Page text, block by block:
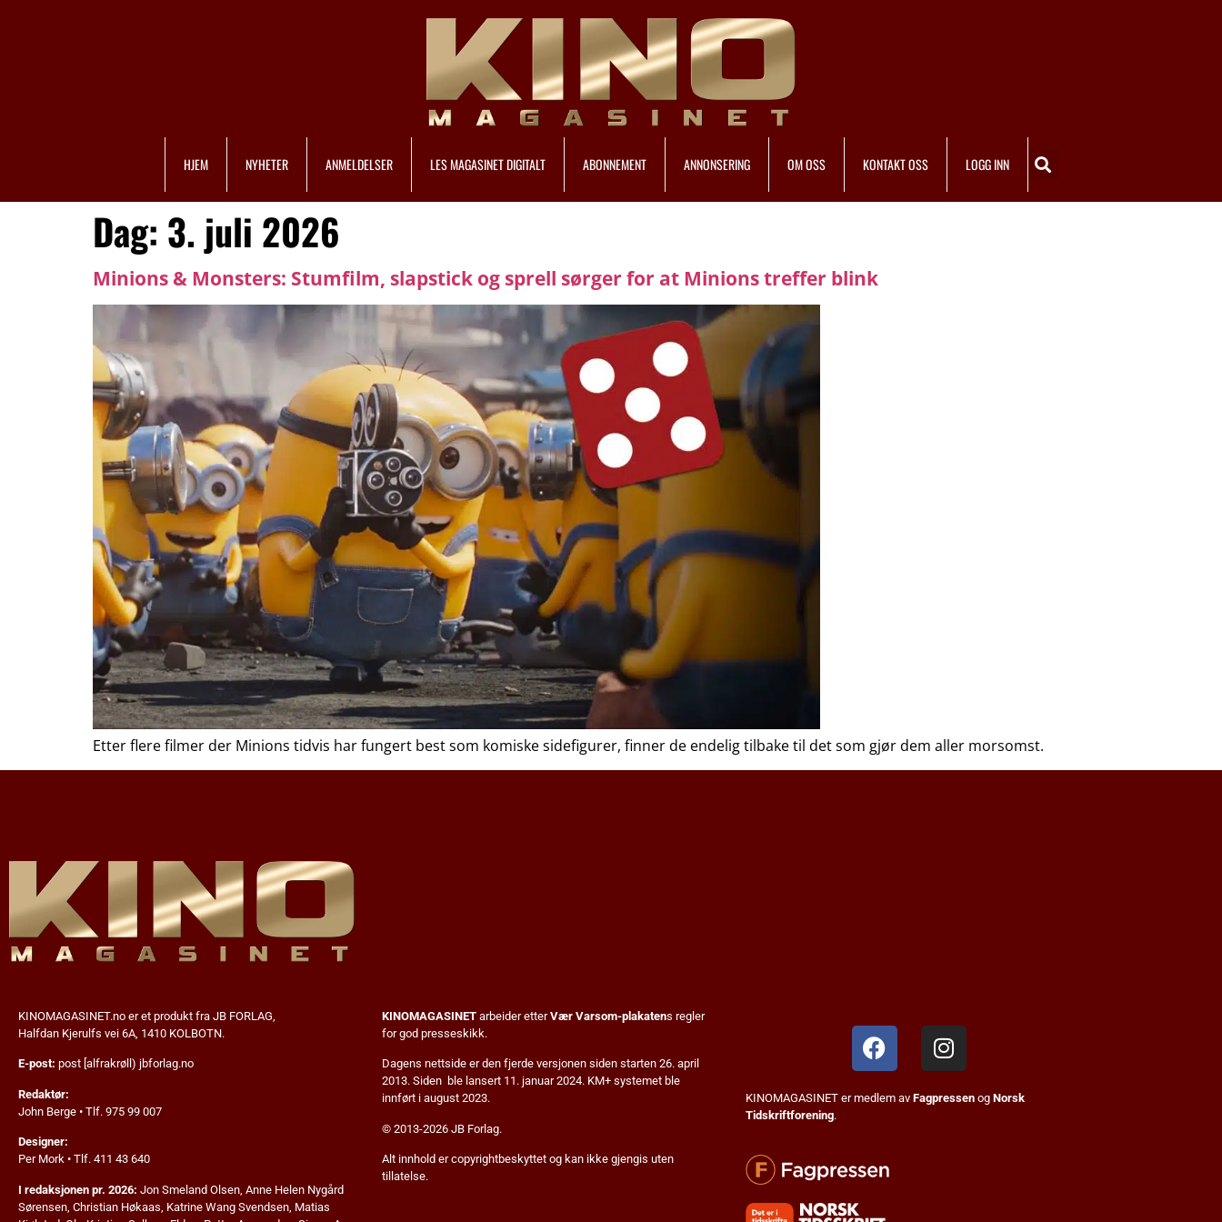
HJEM NYHETER ANMELDELSER LES MAGASINET DIGITALT ABONNEMENT ANNONSERING OM OSS KONTAKT OSS LOGG INN
Dag: 3. juli 2026
Minions & Monsters: Stumfilm, slapstick og sprell sørger for at Minions treffer blink
Etter flere filmer der Minions tidvis har fungert best som komiske sidefigurer, finner de endelig tilbake til det som gjør dem aller morsomst.
KINOMAGASINET.no er et produkt fra JB FORLAG,
Halfdan Kjerulfs vei 6A, 1410 KOLBOTN.
E-post: post [alfrakrøll) jbforlag.no
Redaktør:
John Berge • Tlf. 975 99 007
Designer:
Per Mork • Tlf. 411 43 640
I redaksjonen pr. 2026: Jon Smeland Olsen, Anne Helen Nygård
Sørensen, Christian Høkaas, Katrine Wang Svendsen, Matias
KINOMAGASINETarbeider etterVær Varsom-plakatens regler
for god presseskikk.
Dagens nettside er den fjerde versjonen siden starten 26. april
2013. Siden ble lansert 11. januar 2024. KM+ systemet ble
innført i august 2023.
© 2013-2026 JB Forlag.
Alt innhold er copyrightbeskyttet og kan ikke gjengis uten
tillatelse.
KINOMAGASINET er medlem av Fagpressenog Norsk
Tidskriftforening.